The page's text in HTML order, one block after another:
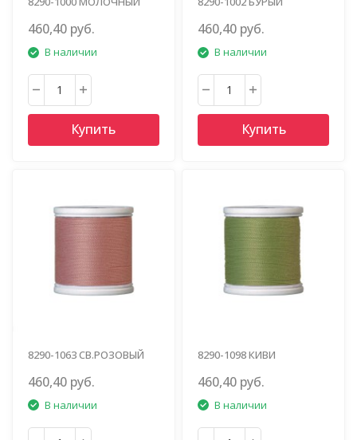
460,40 руб.
В наличии
Купить
460,40 руб.
В наличии
Купить
8290-1063 СВ.РОЗОВЫЙ
460,40 руб.
В наличии
8290-1098 КИВИ
460,40 руб.
В наличии